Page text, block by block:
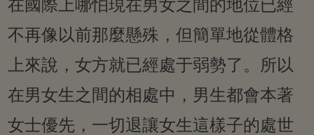
在國際上哪怕現在男女之間的地位已經
不再像以前那麼懸殊，但簡單地從體格
上來說，女方就已經處于弱勢了。所以
在男女生之間的相處中，男生都會本著
女士優先，一切退讓女生這樣子的處世